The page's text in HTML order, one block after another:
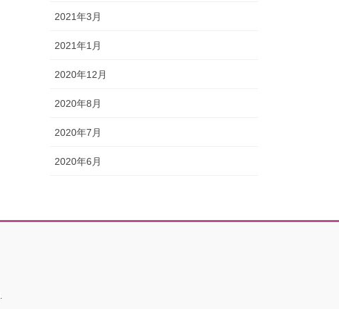
2021年3月
2021年1月
2020年12月
2020年8月
2020年7月
2020年6月